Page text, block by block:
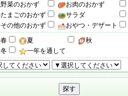
野菜のおかず
お肉のおかず
たまごのおかず
サラダ
その他のおかず
おやつ・デザート
春 夏
秋
冬
一年を通して